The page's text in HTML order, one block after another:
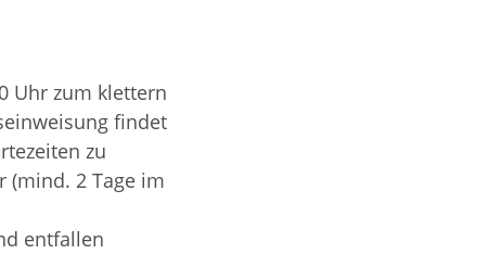
Uhr zum klettern
findet
zu
(mind. 2 Tage im
entfallen